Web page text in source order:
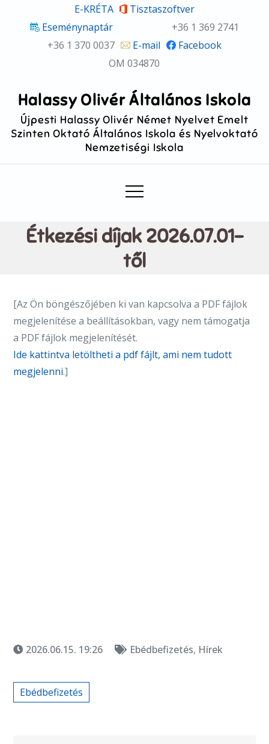
E-KRÉTA
Tisztaszoftver
Eseménynaptár
+36 1 369 2741
+36 1 370 0037
E-mail
Facebook
OM 034870
Halassy Olivér Általános Iskola
Újpesti Halassy Olivér Német Nyelvet Emelt
Szinten Oktató Általános Iskola és Nyelvoktató
Nemzetiségi Iskola
Étkezési díjak 2026.07.01-
től
[Az Ön böngészőjében ki van kapcsolva a PDF fájlok
megjelenítése a beállításokban, vagy nem támogatja
a PDF fájlok megjelenítését.
Ide kattintva letöltheti a pdf fájlt, ami nem tudott
megjelenni.]
2026.06.15. 19:26 Ebédbefizetés, Hírek
Ebédbefizetés